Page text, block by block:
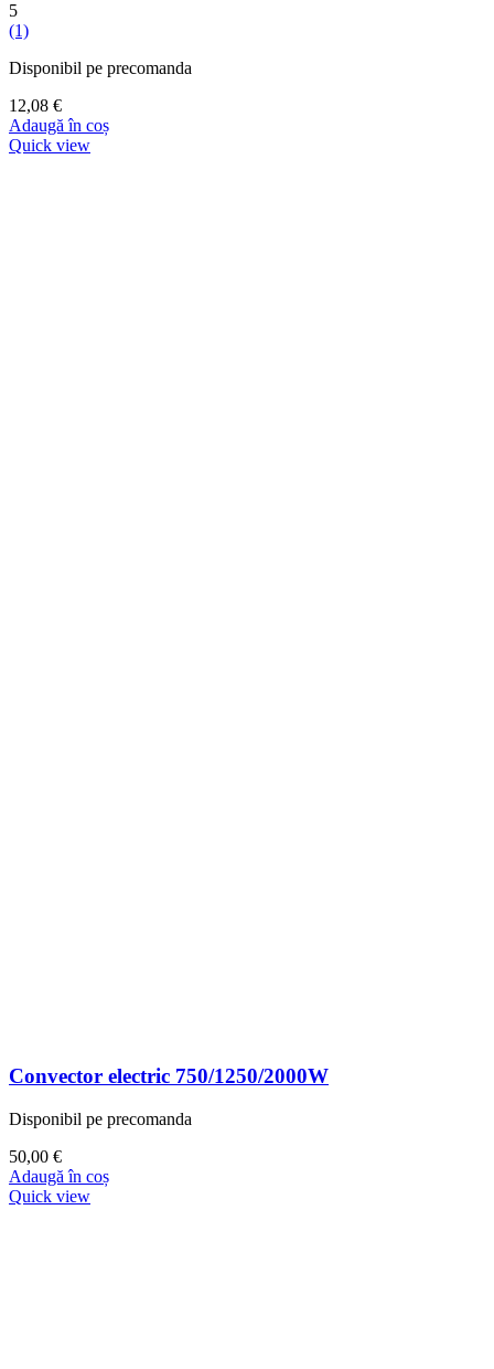
5
(1)
Disponibil pe precomanda
12,08 €
Adaugă în coș
Quick view
Convector electric 750/1250/2000W
Disponibil pe precomanda
50,00 €
Adaugă în coș
Quick view